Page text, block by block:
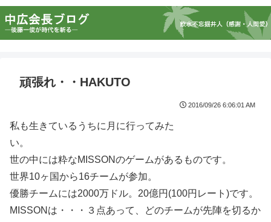
頑張れ・・HAKUTO
2016/09/26 6:06:01 AM
私も生きているうちに月に行ってみた
い。
世の中には粋なMISSONのゲームがあるものです。
世界10ヶ国から16チームが参加。
優勝チームには2000万ドル。20億円(100円レート)です。
MISSONは・・・３点あって、どのチームが先陣を切るか